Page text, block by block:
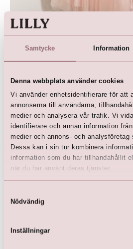
Samtycke Information
Denna webbplats använder cookies
Vi använder enhetsidentifierare för att
annonserna till användarna,
medier och analysera vår trafik. Vi
identifierare och annan information
medier och annons- och analysföretag
Dessa kan i sin tur kombinera
information som du har tillhandahållit
när du har använt deras tjänster.
Nödvändig
Inställningar
#3
Romantiska
krämiga nyanser eller till och
fantastiska val för ditt
färgprakt ger rikliga möjligheter
flera